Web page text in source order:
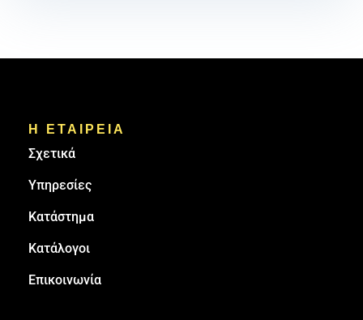
Η ΕΤΑΙΡΕΙΑ
Σχετικά
Υπηρεσίες
Κατάστημα
Κατάλογοι
Επικοινωνία